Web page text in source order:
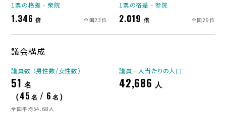
1票の格差 - 衆院
1.346 倍 全国23位
1票の格差 - 参院
2.019 倍 全国29位
議会構成
議員数 （男性数/女性数）
51 名
（45 名 / 6 名 ）
全国平均54.68人
議員一人当たりの人口
42,686 人